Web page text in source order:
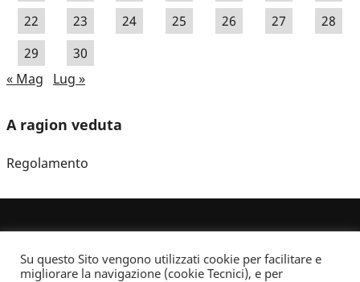
22
23 24 25 26 27
28
29
30
« Mag
Lug »
A ragion veduta
Regolamento
Su questo Sito vengono utilizzati cookie per facilitare e
migliorare la navigazione (cookie Tecnici), e per